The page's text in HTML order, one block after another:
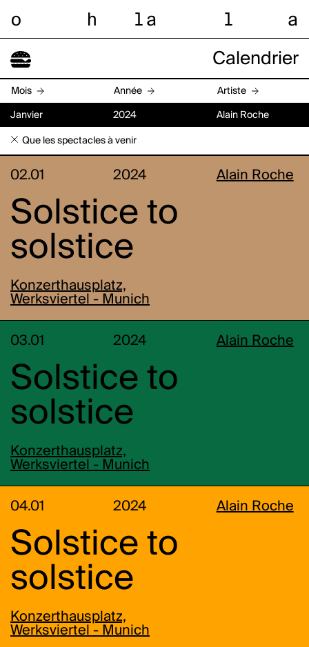
o h l a l a
Calendrier
Mois Année Artiste
Janvier 2024 Alain Roche
Que les spectacles à venir
02.01 2024 Alain Roche
Solstice to
solstice
Konzerthausplatz,
Werksviertel - Munich
03.01 2024 Alain Roche
Solstice to
solstice
Konzerthausplatz,
Werksviertel - Munich
04.01 2024 Alain Roche
Solstice to
solstice
Konzerthausplatz,
Werksviertel - Munich